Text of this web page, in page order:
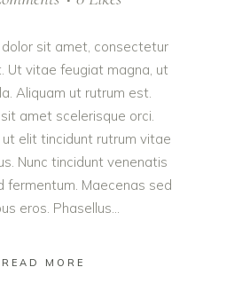
dolor sit amet, consectetur
Ut vitae feugiat magna, ut
Aliquam ut rutrum est.
amet scelerisque orci.
elit tincidunt rutrum vitae
Nunc tincidunt venenatis
fermentum. Maecenas sed
eros. Phasellus...
READ MORE